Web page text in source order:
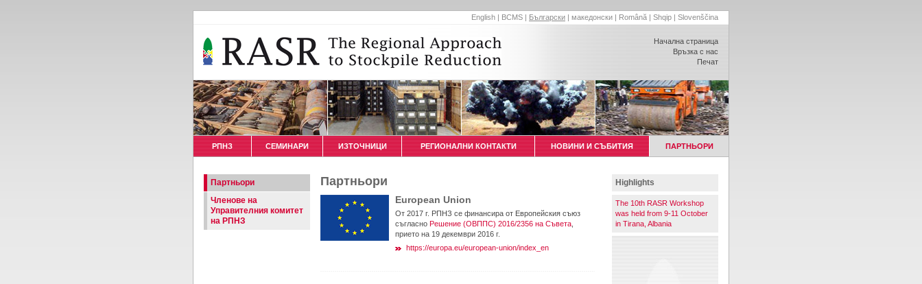
English | BCMS | Български | македонски | Română | Shqip | Slovenščina
Начална страница
Връзка с нас
Печат
РПНЗ СЕМИНАРИ ИЗТОЧНИЦИ РЕГИОНАЛНИ КОНТАКТИ НОВИНИ И СЪБИТИЯ ПАРТНЬОРИ
Партньори
European Union
От 2017 г. РПНЗ се финансира от Европейския съюз
съгласно Решение (ОВППС) 2016/2356 на Съвета
прието на 19 декември 2016 г.
https://europa.eu/european-union/index_en
Highlights
The 10th RASR Workshop
was held from 9-11 October
in Tirana, Albania
Партньори
Членове на
Управителния комитет
на РПНЗ